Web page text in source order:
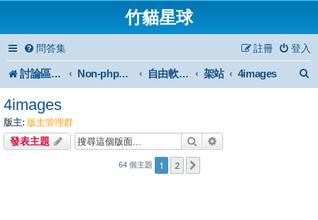
竹貓星球
問答集 登入
註冊
討論區首頁 Non-phpBB specific 自由軟體或免費軟體 架站 4images
4images
版主: 版主管理群
發表主題 搜尋
64 個主題 1 2